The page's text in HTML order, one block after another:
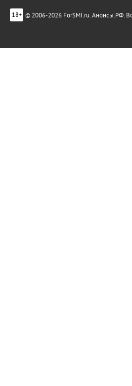
18+ © 2006-2026 ForSMI.ru. Анонсы.РФ.